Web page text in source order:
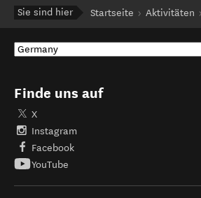
Sie sind hier Startseite Aktivitäten
Finde uns auf
X
Instagram
Facebook
YouTube